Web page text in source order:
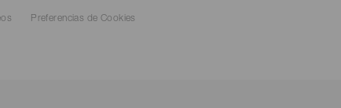
Preferencias de Cookies